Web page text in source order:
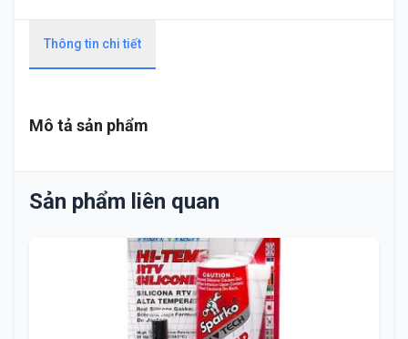
Thông tin chi tiết
Mô tả sản phẩm
Sản phẩm liên quan